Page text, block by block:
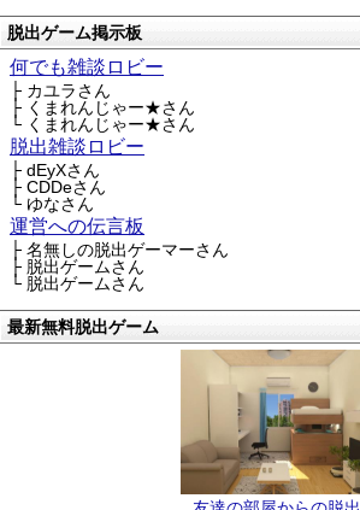
脱出ゲーム掲示板
何でも雑談ロビー
├ カユラさん
├ くまれんじゃー★さん
└ くまれんじゃー★さん
脱出雑談ロビー
├ dEyXさん
├ CDDeさん
└ ゆなさん
運営への伝言板
├ 名無しの脱出ゲーマーさん
├ 脱出ゲームさん
└ 脱出ゲームさん
最新無料脱出ゲーム